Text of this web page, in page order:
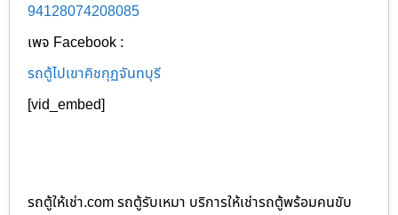
94128074208085
เพจ Facebook :
รถตู้ไปเขาคิชกุฏจันทบุรี
[vid_embed]
รถตู้ให้เช่า.com รถตู้รับเหมา บริการให้เช่ารถตู้พร้อมคนขับ